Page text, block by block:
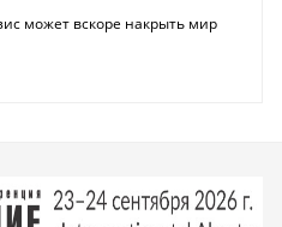
может вскоре накрыть мир